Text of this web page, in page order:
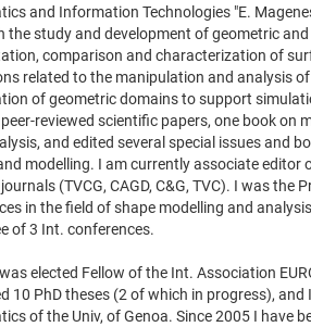
and Information Technologies "E.
the study and development of geometric
comparison and characterization of
related to the manipulation and analysis
of geometric domains to support
reviewed scientific papers, one book on
and edited several special issues and
modelling. I am currently associate editor
(TVCG, CAGD, C&G, TVC). I was the
in the field of shape modelling and
of 3 Int. conferences.
elected Fellow of the Int. Association
10 PhD theses (2 of which in progress),
of the Univ, of Genoa. Since 2005 I have